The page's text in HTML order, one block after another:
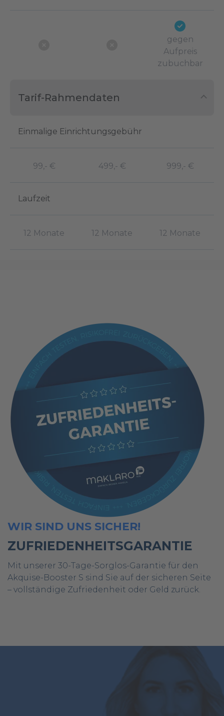
gegen
Aufpreis
zubuchbar
Tarif-Rahmendaten
Einmalige Einrichtungsgebühr
99,- € 499,- € 999,- €
Laufzeit
12 Monate 12 Monate 12 Monate
WIR SIND UNS SICHER!
ZUFRIEDENHEITSGARANTIE
Mit unserer 30-Tage-Sorglos-Garantie für den
Akquise-Booster S sind Sie auf der sicheren Seite
– vollständige Zufriedenheit oder Geld zurück.